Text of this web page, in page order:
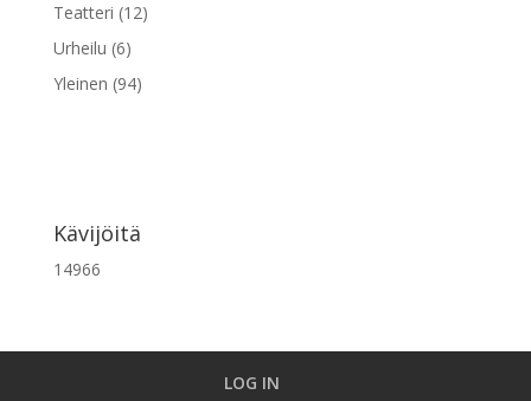
Teatteri (12)
Urheilu (6)
Yleinen (94)
Kävijöitä
14966
LOG IN